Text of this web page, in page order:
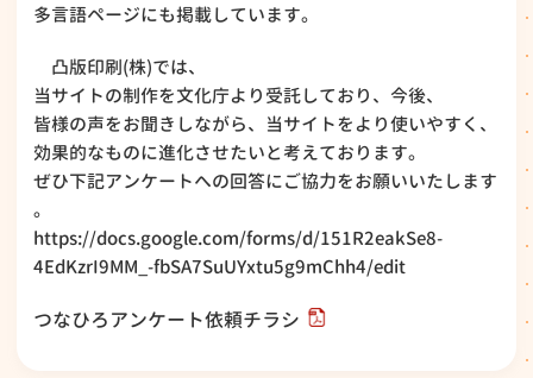
多言語ページにも掲載しています。
凸版印刷(株)では、
当サイトの制作を文化庁より受託しており、今後、
皆様の声をお聞きしながら、当サイトをより使いやすく、
効果的なものに進化させたいと考えております。
ぜひ下記アンケートへの回答にご協力をお願いいたします
。
https://docs.google.com/forms/d/151R2eakSe8-
4EdKzrI9MM_-fbSA7SuUYxtu5g9mChh4/edit
つなひろアンケート依頼チラシ